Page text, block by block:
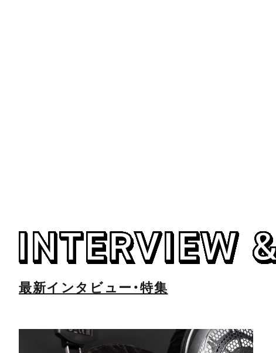
最新インタビュー・特集